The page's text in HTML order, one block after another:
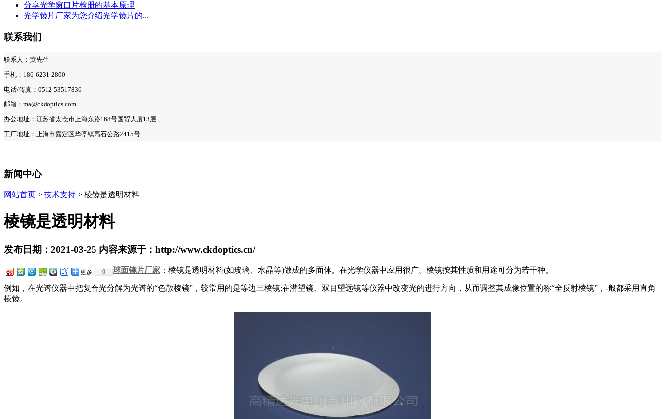
分享光学窗口片检册的基本原理
光学镜片厂家为您介绍光学镜片的...
联系我们
联系人：黄先生
手机：186-6231-2800
电话/传真：0512-53517836
邮箱：ma@ckdoptics.com
办公地址：江苏省太仓市上海东路168号国贸大厦13层
工厂地址：上海市嘉定区华亭镇高石公路2415号
新闻中心
网站首页 > 技术支持 > 棱镜是透明材料
棱镜是透明材料
发布日期：2021-03-25 内容来源于：http://www.ckdoptics.cn/
更多 0 球面镜片厂家 ：棱镜是透明材料(如玻璃、水晶等)做成的多面体。在光学仪器中应用很广。棱镜按其性质和用途可分为若干种。
例如，在光谱仪器中把复合光分解为光谱的“色散棱镜”，较常用的是等边三棱镜;在潜望镜、双目望远镜等仪器中改变光的进行方向，从而调整其成像位置的称“全反射棱镜”，-般都采用直角
棱镜。